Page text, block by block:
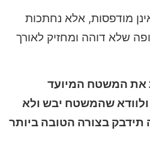
מודפסות, אלא נחתכות
שלא דוהה ומחזיק לאורך
את המשטח המיועד
שהמשטח יבש ולא
בצורה הטובה ביותר